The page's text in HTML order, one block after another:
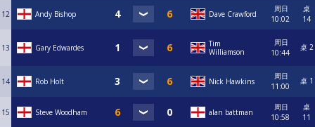
12 Andy Bishop Dave Crawford
周日
10:02
桌
14
13 Gary Edwardes
Tim
Williamson
周日
10:44
桌 2
14 Rob Holt Nick Hawkins
周日
11:00
桌 1
15 Steve Woodham alan battman
周日
10:58
桌
11